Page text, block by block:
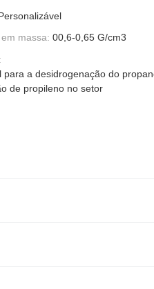
massa: 00,6-0,65 G/cm3
para a desidrogenação do
de propileno no setor